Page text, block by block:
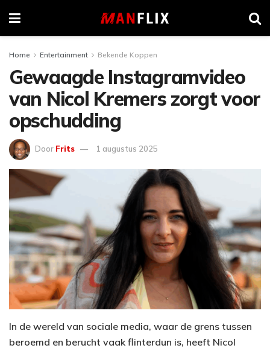
Home Entertainment Bekende Koppen
Gewaagde Instagramvideo
van Nicol Kremers zorgt voor
opschudding
Door Frits 1 augustus 2025
In de wereld van sociale media, waar de grens tussen
beroemd en berucht vaak flinterdun is, heeft Nicol